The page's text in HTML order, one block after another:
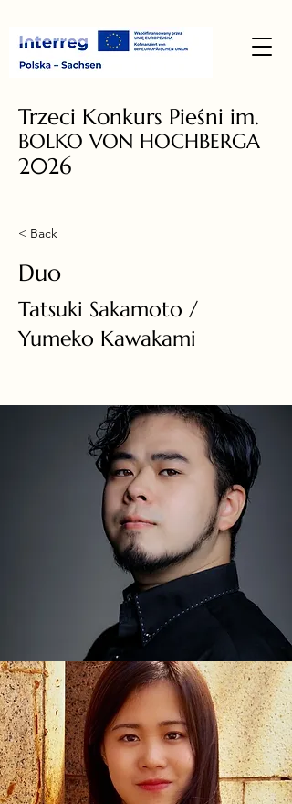
Trzeci Konkurs Pieśni im.
BOLKO VON HOCHBERGA
2026
< Back
Duo
Tatsuki Sakamoto /
Yumeko Kawakami